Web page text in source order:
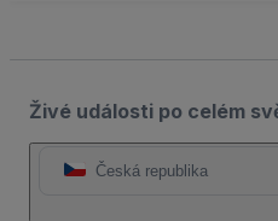
Živé události po celém
Česká republika